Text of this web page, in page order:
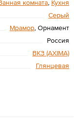
комната, Кухня
Серый
Мрамор, Орнамент
Россия
ВКЗ (AXIMA)
Глянцевая